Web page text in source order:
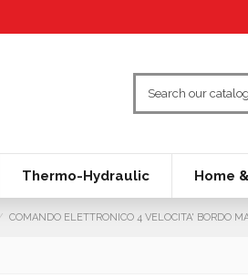
Thermo-Hydraulic Home
COMANDO ELETTRONICO 4 VELOCITA' BORDO